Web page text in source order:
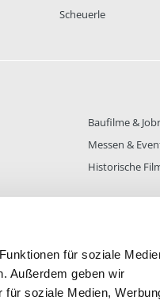
für soziale
Außerdem geben wir
für soziale Medien,
Scheuerle
Baufilme &
Messen &
Historische
ALLE THEMEN